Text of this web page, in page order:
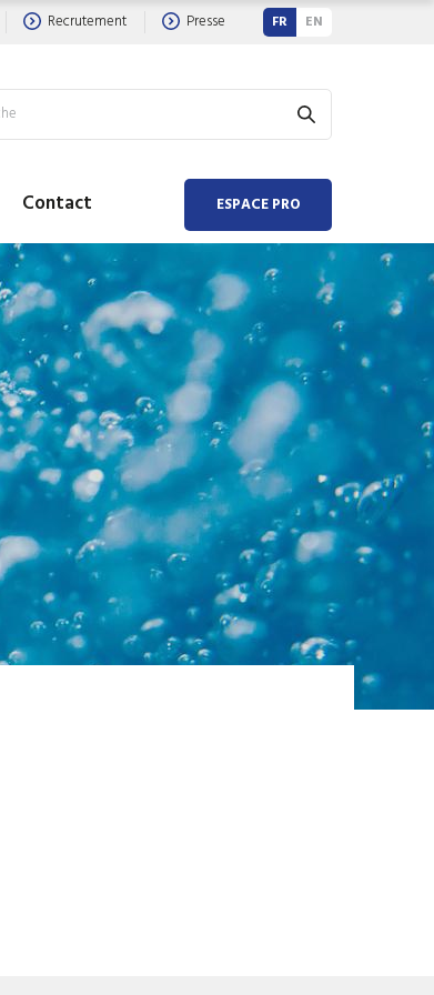
Recrutement Presse FR EN
Contact ESPACE PRO
BALLON INDUSTRIEL
TAMPON DEAU CHAUDE
SANITAIRE – T°
UTILISATION 70°C
Type ‘’Tampon’’ – Position :